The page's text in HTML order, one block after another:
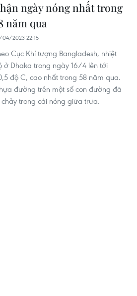
ngày nóng nhất trong
năm qua
04/2023 22:15
Cục Khí tượng Bangladesh, nhiệt
ở Dhaka trong ngày 16/4 lên tới
độ C, cao nhất trong 58 năm qua.
đường trên một số con đường đã
chảy trong cái nóng giữa trưa.